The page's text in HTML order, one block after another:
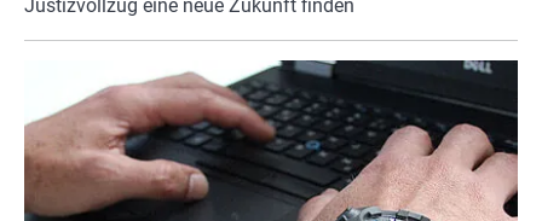
Justizvollzug eine neue Zukunft finden